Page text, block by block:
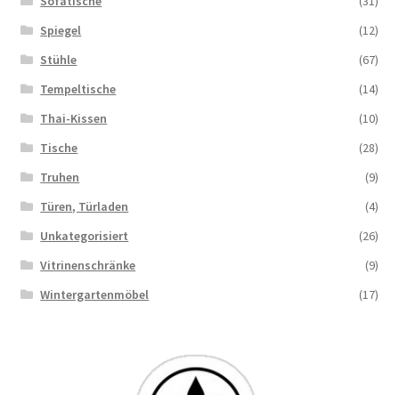
Spiegel
(12)
Stühle
(67)
Tempeltische
(14)
Thai-Kissen
(10)
Tische
(28)
Truhen
(9)
Türen, Türladen
(4)
Unkategorisiert
(26)
Vitrinenschränke
(9)
Wintergartenmöbel
(17)